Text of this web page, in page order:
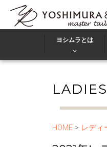
ヨシムラとは
HOME > レディ